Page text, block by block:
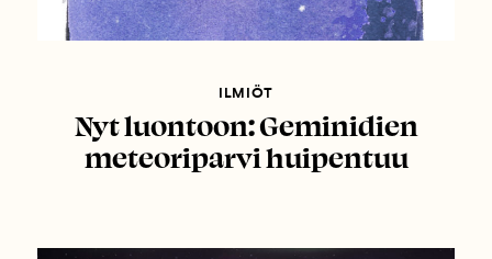
ILMIÖT
Nyt luontoon: Geminidien
meteoriparvi huipentuu